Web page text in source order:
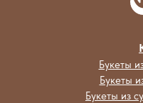
Букеты
Букеты
Букеты из